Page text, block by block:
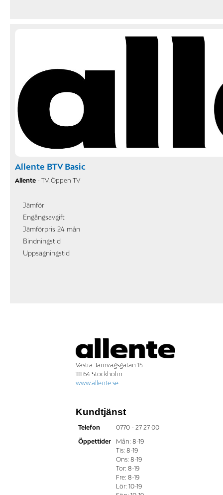
Allente BTV Basic
Allente - TV, Öppen TV
Jämför
Engångsavgift
Jämförpris 24 mån
Bindningstid
Uppsägningstid
Västra Järnvägsgatan 15
111 64 Stockholm
www.allente.se
Kundtjänst
Telefon
0770 - 27 27 00
Öppettider
Mån: 8-19
Tis: 8-19
Ons: 8-19
Tor: 8-19
Fre: 8-19
Lör: 10-19